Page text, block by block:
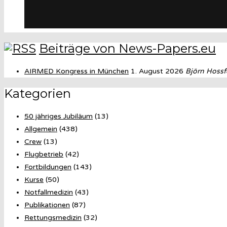
Beiträge von News-Papers.eu
AIRMED Kongress in München 1. August 2026 Björn
Kategorien
50 jähriges Jubiläum (13)
Allgemein (438)
Crew (13)
Flugbetrieb (42)
Fortbildungen (143)
Kurse (50)
Notfallmedizin (43)
Publikationen (87)
Rettungsmedizin (32)